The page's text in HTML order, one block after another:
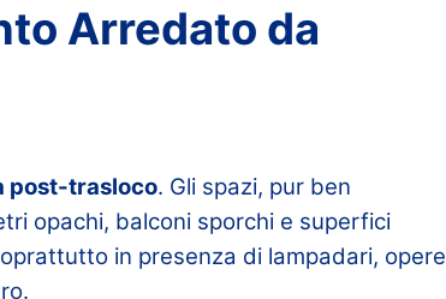
Arredato da
post-trasloco. Gli spazi, pur ben
opachi, balconi sporchi e superfici
in presenza di lampadari, opere